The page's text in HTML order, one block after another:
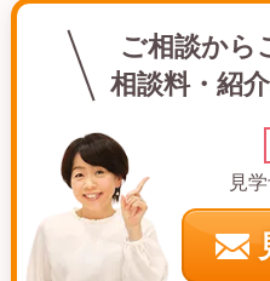
ご相談から
相談料・紹
見